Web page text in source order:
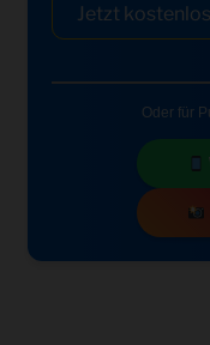
Jetzt
Oder für